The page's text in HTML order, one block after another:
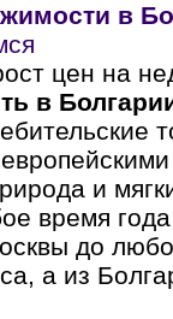
в
цен на
в
и
время года
до
а из